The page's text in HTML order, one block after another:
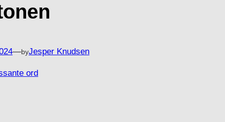
—byJesper Knudsen
ord